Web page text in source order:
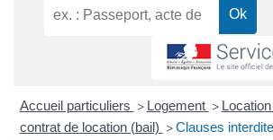
Accueil particuliers > Logement >
contrat de location (bail) > Clauses